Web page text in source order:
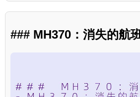
### MH370：消失的航